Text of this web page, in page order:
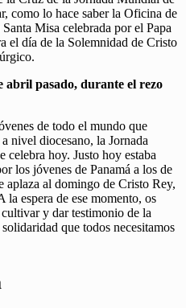
como lo hace saber la Oficina de
Misa celebrada por el Papa
el día de la Solemnidad de Cristo
abril pasado, durante el rezo
de todo el mundo que
nivel diocesano, la Jornada
celebra hoy. Justo hoy estaba
los jóvenes de Panamá a los de
aplaza al domingo de Cristo Rey,
espera de ese momento, os
y dar testimonio de la
que todos necesitamos